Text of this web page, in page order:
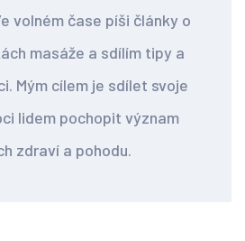
volném čase píši články o
masáže a sdílím tipy a
Mým cílem je sdílet svoje
lidem pochopit význam
zdraví a pohodu.